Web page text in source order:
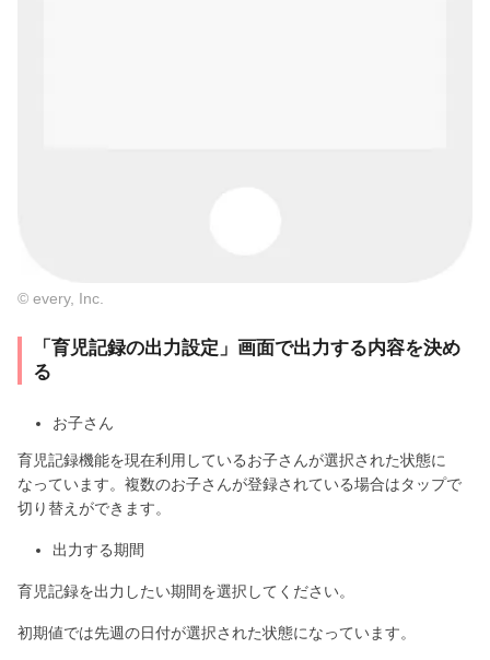
© every, Inc.
「育児記録の出力設定」画面で出力する内容を決め
る
お子さん
育児記録機能を現在利用しているお子さんが選択された状態に
なっています。複数のお子さんが登録されている場合はタップで
切り替えができます。
出力する期間
育児記録を出力したい期間を選択してください。
初期値では先週の日付が選択された状態になっています。